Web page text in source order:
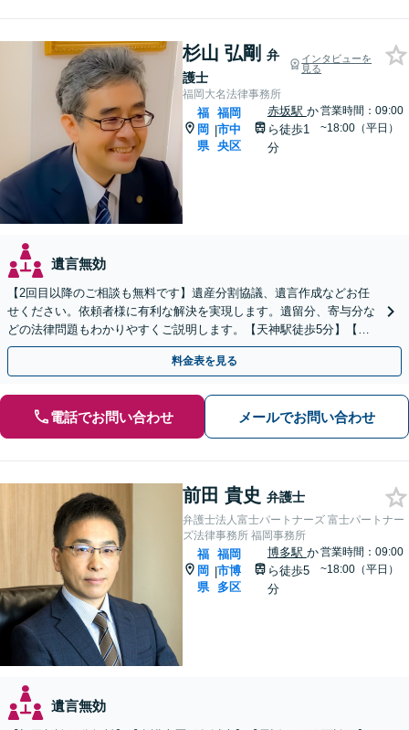
杉山 弘剛 弁
護士
インタビューを
見る
福岡大名法律事務所
福
岡
県
|
福岡
市中
央区
赤坂駅 か
ら徒歩1
分
営業時間：09:00
~18:00（平日）
遺言無効
【2回目以降のご相談も無料です】遺産分割協議、遺言作成などお任
せください。依頼者様に有利な解決を実現します。遺留分、寄与分な
どの法律問題もわかりやすくご説明します。【天神駅徒歩5分】【中
央区役所目の前】
料金表を見る
電話でお問い合わせ メールでお問い合わせ
前田 貴史 弁護士
弁護士法人富士パートナーズ 富士パートナー
ズ法律事務所 福岡事務所
福
岡
県
|
福岡
市博
多区
博多駅 か
ら徒歩5
分
営業時間：09:00
~18:00（平日）
遺言無効